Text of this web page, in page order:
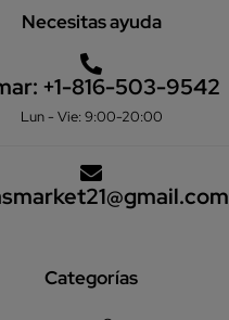
Necesitas ayuda
+1-816-503-9542
Lun - Vie: 9:00-20:00
Categorías